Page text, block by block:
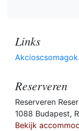
Links
Reserveren
Reserveren
1088 Budapest,
Bekijk